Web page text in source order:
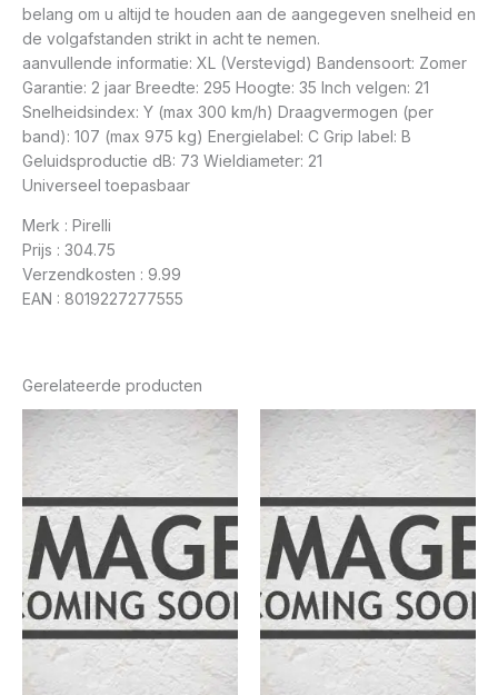
belang om u altijd te houden aan de aangegeven snelheid en
de volgafstanden strikt in acht te nemen.
aanvullende informatie: XL (Verstevigd) Bandensoort: Zomer
Garantie: 2 jaar Breedte: 295 Hoogte: 35 Inch velgen: 21
Snelheidsindex: Y (max 300 km/h) Draagvermogen (per
band): 107 (max 975 kg) Energielabel: C Grip label: B
Geluidsproductie dB: 73 Wieldiameter: 21
Universeel toepasbaar
Merk : Pirelli
Prijs : 304.75
Verzendkosten : 9.99
EAN : 8019227277555
Gerelateerde producten